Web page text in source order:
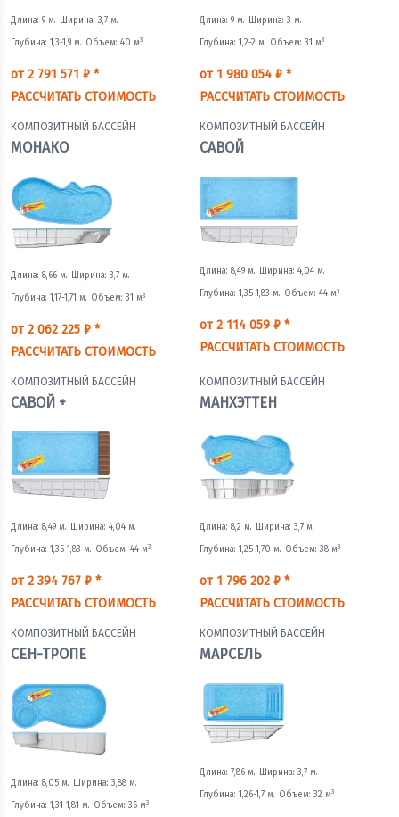
Длина: 9 м. Ширина: 3,7 м.
Глубина: 1,3-1,9 м. Объем: 40 м3
от 2 791 571 ₽ *
РАССЧИТАТЬ СТОИМОСТЬ
Длина: 9 м. Ширина: 3 м.
Глубина: 1,2-2 м. Объем: 31 м3
от 1 980 054 ₽ *
РАССЧИТАТЬ СТОИМОСТЬ
КОМПОЗИТНЫЙ БАССЕЙН
МОНАКО
Длина: 8,66 м. Ширина: 3,7 м.
Глубина: 1,17-1,71 м. Объем: 31 м3
от 2 062 225 ₽ *
РАССЧИТАТЬ СТОИМОСТЬ
КОМПОЗИТНЫЙ БАССЕЙН
САВОЙ
Длина: 8,49 м. Ширина: 4,04 м.
Глубина: 1,35-1,83 м. Объем: 44 м3
от 2 114 059 ₽ *
РАССЧИТАТЬ СТОИМОСТЬ
КОМПОЗИТНЫЙ БАССЕЙН
САВОЙ +
Длина: 8,49 м. Ширина: 4,04 м.
Глубина: 1,35-1,83 м. Объем: 44 м3
от 2 394 767 ₽ *
РАССЧИТАТЬ СТОИМОСТЬ
КОМПОЗИТНЫЙ БАССЕЙН
МАНХЭТТЕН
Длина: 8,2 м. Ширина: 3,7 м.
Глубина: 1,25-1,70 м. Объем: 38 м3
от 1 796 202 ₽ *
РАССЧИТАТЬ СТОИМОСТЬ
КОМПОЗИТНЫЙ БАССЕЙН
СЕН-ТРОПЕ
Длина: 8,05 м. Ширина: 3,88 м.
Глубина: 1,31-1,81 м. Объем: 36 м3
КОМПОЗИТНЫЙ БАССЕЙН
МАРСЕЛЬ
Длина: 7,86 м. Ширина: 3,7 м.
Глубина: 1,26-1,7 м. Объем: 32 м3